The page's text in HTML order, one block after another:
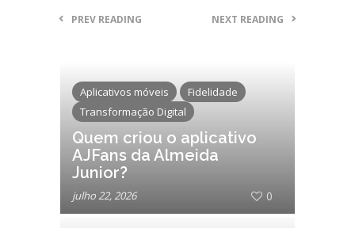
PREV READING NEXT READING
Aplicativos móveis
Fidelidade
Transformação Digital
Quem criou o aplicativo
AJFans da Almeida
Junior?
julho 22, 2026 0